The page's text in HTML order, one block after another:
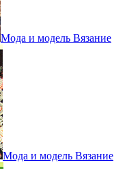
Мода и модель Вязание
Мода и модель Вязание